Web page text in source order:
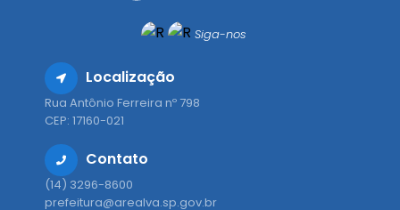
Siga-nos
Localização
Rua Antônio Ferreira nº 798
CEP: 17160-021
Contato
(14) 3296-8600
prefeitura@arealva.sp.gov.br